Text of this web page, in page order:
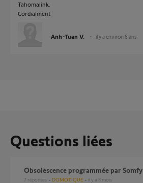
Tahomalink.
Cordialment
Anh-Tuan V. il y a environ 6 ans
Questions liées
Obsolescence programmée par Somfy
7 réponses DOMOTIQUE il y a 8 mois